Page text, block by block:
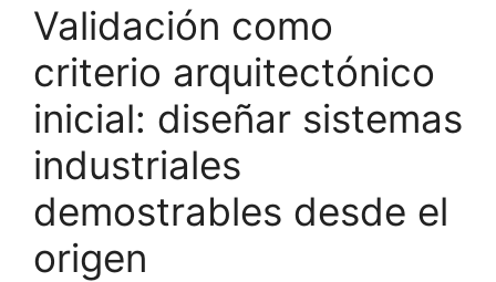
Validación como
criterio arquitectónico
inicial: diseñar sistemas
industriales
demostrables desde el
origen